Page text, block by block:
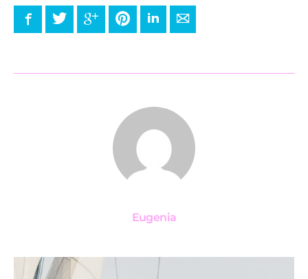
FacebookTwitter Google+ PinterestLinkedInE-mail
Eugenia